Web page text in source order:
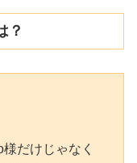
？
だけじゃなく